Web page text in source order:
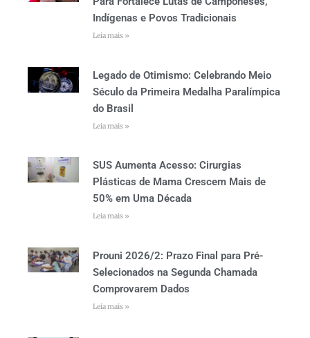
Indígenas e Povos Tradicionais
Leia mais »
Legado de Otimismo: Celebrando Meio
Século da Primeira Medalha Paralímpica
do Brasil
Leia mais »
SUS Aumenta Acesso: Cirurgias
Plásticas de Mama Crescem Mais de
50% em Uma Década
Leia mais »
Prouni 2026/2: Prazo Final para Pré-
Selecionados na Segunda Chamada
Comprovarem Dados
Leia mais »